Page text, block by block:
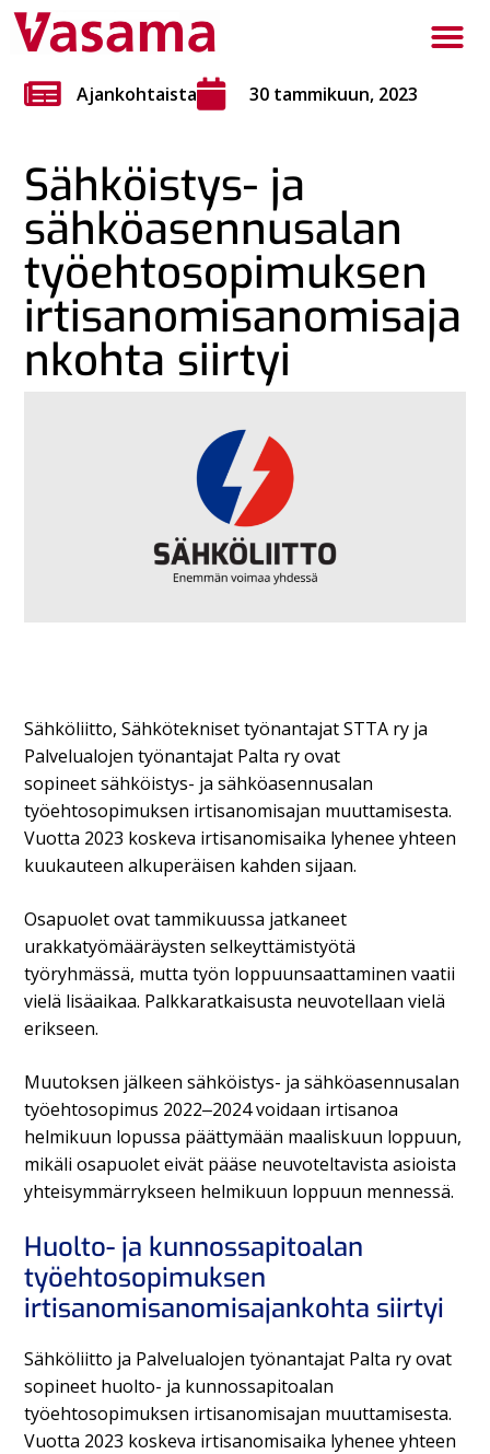
Ajankohtaista 30 tammikuun, 2023
Sähköistys- ja
sähköasennusalan
työehtosopimuksen
irtisanomisanomisaja
nkohta siirtyi
Sähköliitto, Sähkötekniset työnantajat STTA ry ja
Palvelualojen työnantajat Palta ry ovat
sopineet sähköistys- ja sähköasennusalan
työehtosopimuksen irtisanomisajan muuttamisesta.
Vuotta 2023 koskeva irtisanomisaika lyhenee yhteen
kuukauteen alkuperäisen kahden sijaan.
Osapuolet ovat tammikuussa jatkaneet
urakkatyömääräysten selkeyttämistyötä
työryhmässä, mutta työn loppuunsaattaminen vaatii
vielä lisäaikaa. Palkkaratkaisusta neuvotellaan vielä
erikseen.
Muutoksen jälkeen sähköistys- ja sähköasennusalan
työehtosopimus 2022‒2024 voidaan irtisanoa
helmikuun lopussa päättymään maaliskuun loppuun,
mikäli osapuolet eivät pääse neuvoteltavista asioista
yhteisymmärrykseen helmikuun loppuun mennessä.
Huolto- ja kunnossapitoalan
työehtosopimuksen
irtisanomisanomisajankohta siirtyi
Sähköliitto ja Palvelualojen työnantajat Palta ry ovat
sopineet huolto- ja kunnossapitoalan
työehtosopimuksen irtisanomisajan muuttamisesta.
Vuotta 2023 koskeva irtisanomisaika lyhenee yhteen